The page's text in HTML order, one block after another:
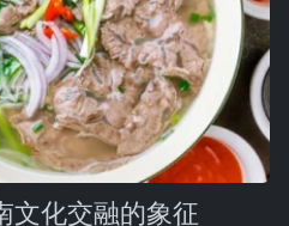
化交融的象征